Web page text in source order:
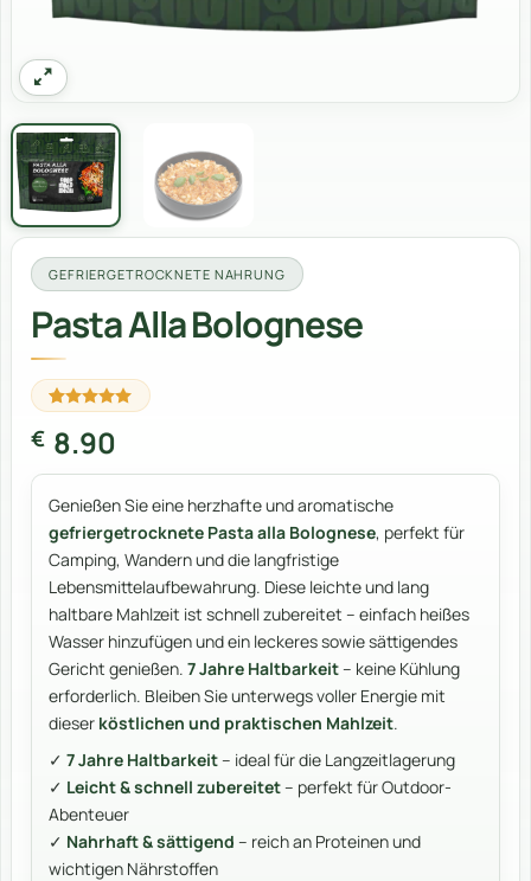
GEFRIERGETROCKNETE NAHRUNG
Pasta Alla Bolognese
mit 5von
5,
basierend
Kundenbewertungen
€ 8.90
Genießen Sie eine herzhafte und aromatische
gefriergetrocknete Pasta alla Bolognese, perfekt für
Camping, Wandern und die langfristige
Lebensmittelaufbewahrung. Diese leichte und lang
haltbare Mahlzeit ist schnell zubereitet – einfach heißes
Wasser hinzufügen und ein leckeres sowie sättigendes
Gericht genießen. 7 Jahre Haltbarkeit– keine Kühlung
erforderlich. Bleiben Sie unterwegs voller Energie mit
dieser köstlichen und praktischen Mahlzeit.
✓ 7 Jahre Haltbarkeit– ideal für die Langzeitlagerung
✓ Leicht & schnell zubereitet– perfekt für Outdoor-
Abenteuer
✓ Nahrhaft & sättigend – reich an Proteinen und
wichtigen Nährstoffen